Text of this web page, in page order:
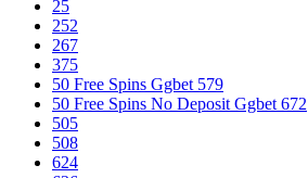
25
252
267
375
50 Free Spins Ggbet 579
50 Free Spins No Deposit Ggbet 672
505
508
624